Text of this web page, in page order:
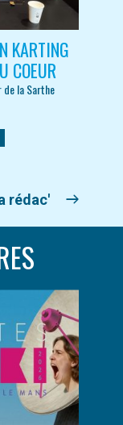
KARTING
COEUR
la Sarthe
rédac'